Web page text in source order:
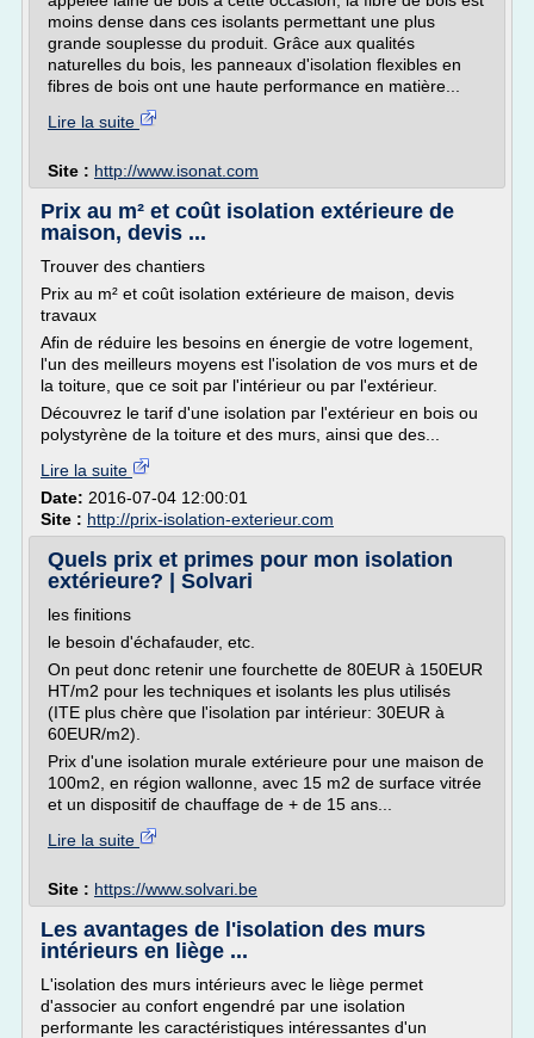
moins dense dans ces isolants permettant une plus
grande souplesse du produit. Grâce aux qualités
naturelles du bois, les panneaux d'isolation flexibles en
fibres de bois ont une haute performance en matière...
Lire la suite
Site : http://www.isonat.com
Prix au m² et coût isolation extérieure de
maison, devis ...
Trouver des chantiers
Prix au m² et coût isolation extérieure de maison, devis
travaux
Afin de réduire les besoins en énergie de votre logement,
l'un des meilleurs moyens est l'isolation de vos murs et de
la toiture, que ce soit par l'intérieur ou par l'extérieur.
Découvrez le tarif d'une isolation par l'extérieur en bois ou
polystyrène de la toiture et des murs, ainsi que des...
Lire la suite
Date: 2016-07-04 12:00:01
Site : http://prix-isolation-exterieur.com
Quels prix et primes pour mon isolation
extérieure? | Solvari
les finitions
le besoin d'échafauder, etc.
On peut donc retenir une fourchette de 80EUR à 150EUR
HT/m2 pour les techniques et isolants les plus utilisés
(ITE plus chère que l'isolation par intérieur: 30EUR à
60EUR/m2).
Prix d'une isolation murale extérieure pour une maison de
100m2, en région wallonne, avec 15 m2 de surface vitrée
et un dispositif de chauffage de + de 15 ans...
Lire la suite
Site : https://www.solvari.be
Les avantages de l'isolation des murs
intérieurs en liège ...
L'isolation des murs intérieurs avec le liège permet
d'associer au confort engendré par une isolation
performante les caractéristiques intéressantes d'un